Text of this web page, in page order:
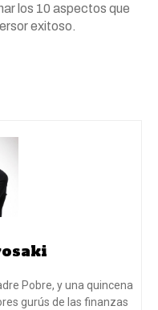
los 10 aspectos que
exitoso.
Pobre, y una quincena
gurús de las finanzas